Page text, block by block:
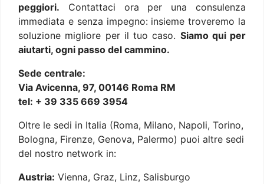
peggiori. Contattaci ora per una consulenza
immediata e senza impegno: insieme troveremo la
soluzione migliore per il tuo caso. Siamo qui per
aiutarti, ogni passo del cammino.
Sede centrale:
Via Avicenna, 97, 00146 Roma RM
tel: + 39 335 669 3954
Oltre le sedi in Italia (Roma, Milano, Napoli, Torino,
Bologna, Firenze, Genova, Palermo) puoi altre sedi
del nostro network in:
Austria: Vienna, Graz, Linz, Salisburgo